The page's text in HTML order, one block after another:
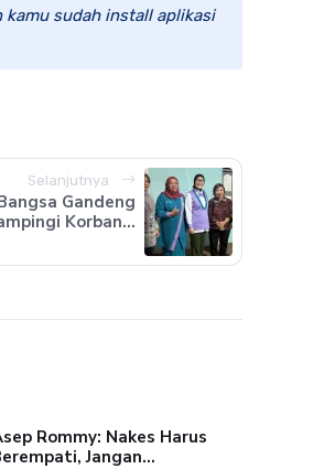
kamu sudah install aplikasi
Selanjutnya
Gandeng
Korban...
Rommy: Nakes Harus
Jangan...